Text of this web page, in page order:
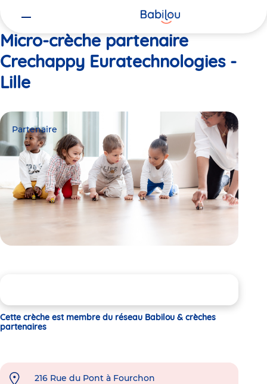
Micro-crèche partenaire
Crechappy Euratechnologies -
Lille
Partenaire
Cette crèche est membre du réseau Babilou & crèches
partenaires
216 Rue du Pont à Fourchon